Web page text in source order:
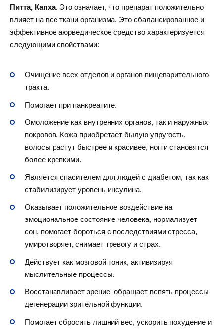
Питта, Капха. Это означает, что препарат положительно
влияет на все ткани организма. Это сбалансированное и
эффективное аюрведическое средство характеризуется
следующими свойствами:
Очищение всех отделов и органов пищеварительного
тракта.
Помогает при панкреатите.
Омоложение как внутренних органов, так и наружных
покровов. Кожа приобретает былую упругость,
волосы растут быстрее и красивее, ногти становятся
более крепкими.
Является спасителем для людей с диабетом, так как
стабилизирует уровень инсулина.
Оказывает положительное воздействие на
эмоциональное состояние человека, нормализует
сон, помогает бороться с последствиями стресса,
умиротворяет, снимает тревогу и страх.
Действует как мозговой тоник, активизируя
мыслительные процессы.
Восстанавливает зрение, обращает вспять процессы
дегенерации зрительной функции.
Помогает сбросить лишний вес, ускорить похудение и